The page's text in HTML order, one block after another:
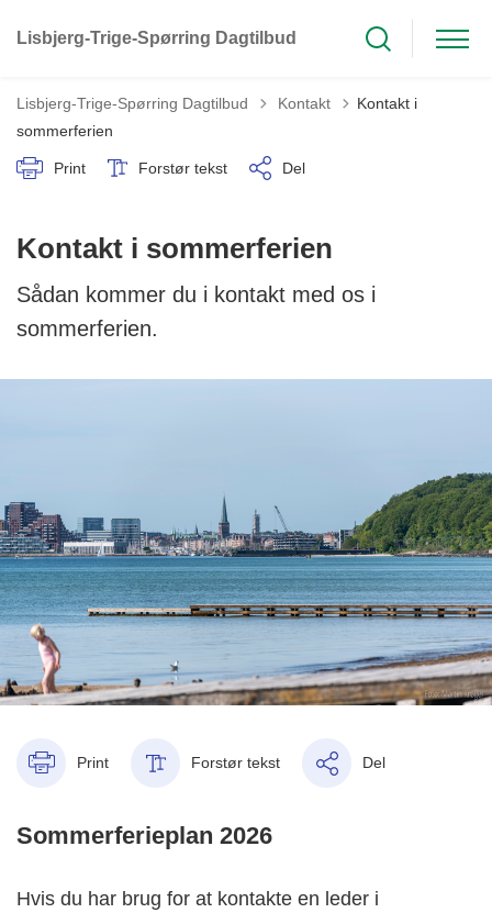
Lisbjerg-Trige-Spørring Dagtilbud
Lisbjerg-Trige-Spørring Dagtilbud Tilbage til
Kontakt
Kontakt i
sommerferien
Print Forstør tekst Del
Kontakt i sommerferien
Sådan kommer du i kontakt med os i
sommerferien.
Print Forstør tekst Del
Sommerferieplan 2026
Hvis du har brug for at kontakte en leder i